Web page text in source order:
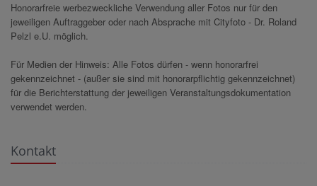
Honorarfreie werbezweckliche Verwendung aller Fotos nur für den
jeweiligen Auftraggeber oder nach Absprache mit Cityfoto - Dr. Roland
Pelzl e.U. möglich.
Für Medien der Hinweis: Alle Fotos dürfen - wenn honorarfrei
gekennzeichnet - (außer sie sind mit honorarpflichtig gekennzeichnet)
für die Berichterstattung der jeweiligen Veranstaltungsdokumentation
verwendet werden.
Kontakt